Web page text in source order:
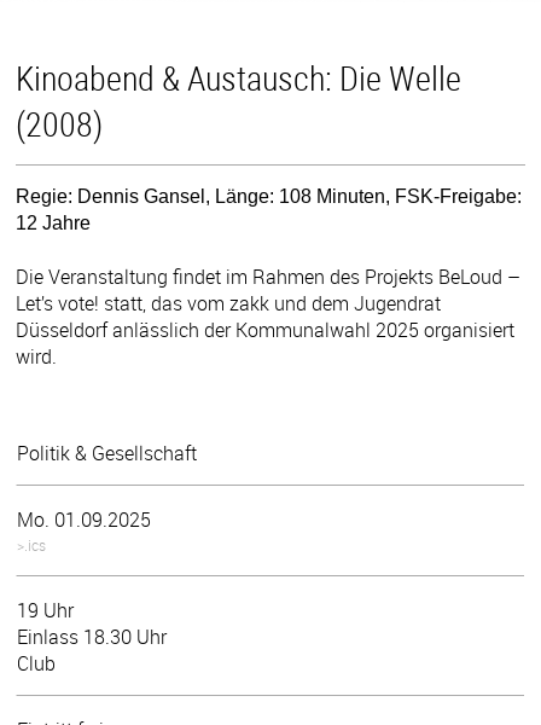
Kinoabend & Austausch: Die Welle
(2008)
Regie: Dennis Gansel, Länge: 108 Minuten, FSK-Freigabe:
12 Jahre
Die Veranstaltung findet im Rahmen des Projekts BeLoud –
Let’s vote! statt, das vom zakk und dem Jugendrat
Düsseldorf anlässlich der Kommunalwahl 2025 organisiert
wird.
Politik & Gesellschaft
Mo. 01.09.2025
>.ics
19 Uhr
Einlass 18.30 Uhr
Club